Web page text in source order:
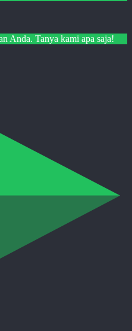
Anda. Tanya kami apa saja!